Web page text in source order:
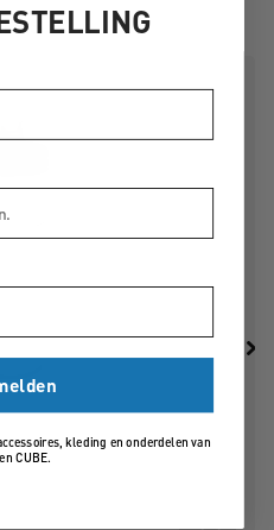
kleding en onderdelen van
CUBE.